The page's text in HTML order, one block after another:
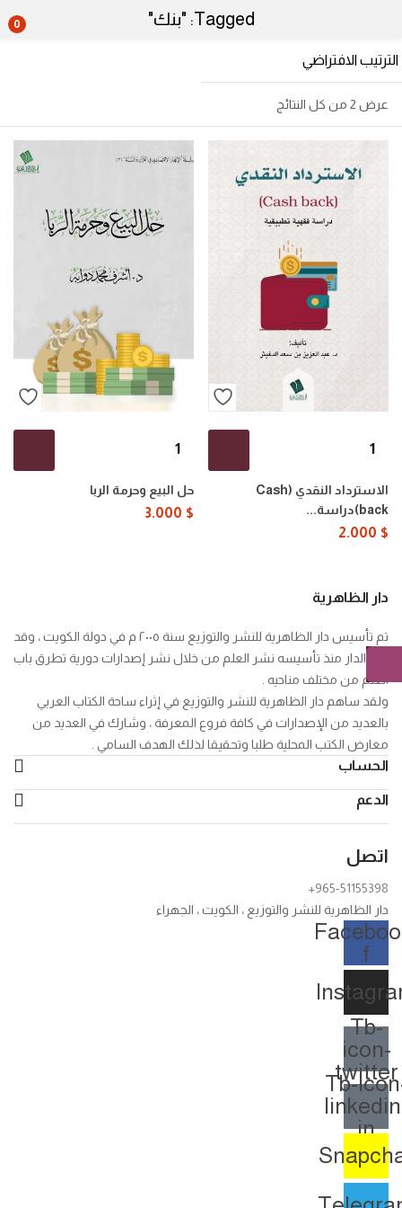
Tagged: "بنك" 0
عرض ⁦2⁩ من كل النتائج
النقدي
(Cash
back)دراسة
الاسترداد النقدي (Cash
back)دراسة...
2.000 $
البيع
وحرمة
حل البيع وحرمة الربا
3.000 $
دار الظاهرية
تم تأسيس دار الظاهرية للنشر والتوزيع سنة ٢٠٠٥ م في دولة الكويت ، وقد
تبنى الدار منذ تأسيسه نشر العلم من خلال نشر إصدارات دورية تطرق باب
العلم من مختلف مناحيه .
ولقد ساهم دار الظاهرية للنشر والتوزيع في إثراء ساحة الكتاب العربي
بالعديد من الإصدارات في كافة فروع المعرفة ، وشارك في العديد من
معارض الكتب المحلية طلبا وتحقيقا لذلك الهدف السامي .
الحساب
الدعم
اتصل
+965-51155398
دار الظاهرية للنشر والتوزيع ، الكويت ، الجهراء
f
Tb-
icon-
twitter
Tb-
in